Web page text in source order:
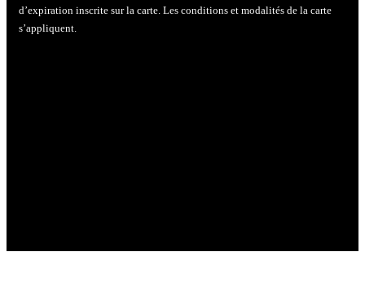
d’expiration inscrite sur la carte. Les conditions et modalités de la carte
s’appliquent.